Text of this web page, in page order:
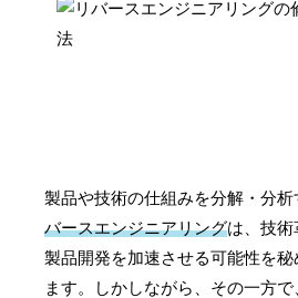
製品や技術の仕組みを分解・分析
バースエンジニアリングは、技術
製品開発を加速させる可能性を秘
ます。しかしながら、その一方で